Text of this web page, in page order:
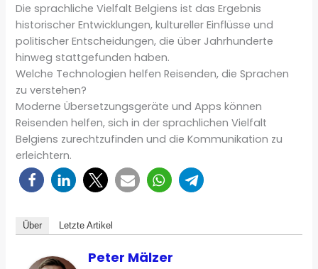
Die sprachliche Vielfalt Belgiens ist das Ergebnis
historischer Entwicklungen, kultureller Einflüsse und
politischer Entscheidungen, die über Jahrhunderte
hinweg stattgefunden haben.
Welche Technologien helfen Reisenden, die Sprachen
zu verstehen?
Moderne Übersetzungsgeräte und Apps können
Reisenden helfen, sich in der sprachlichen Vielfalt
Belgiens zurechtzufinden und die Kommunikation zu
erleichtern.
Über Letzte Artikel
Peter Mälzer